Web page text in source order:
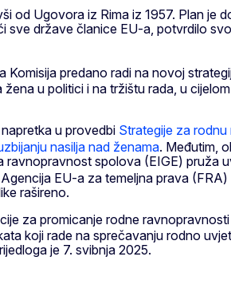
od Ugovora iz Rima iz 1957. Plan je
sve države članice EU-a, potvrdilo
Komisija predano radi na novoj
u politici i na tržištu rada, u
u provedbi Strategije za
nasilja nad ženama. Međutim,
ravnopravnost spolova (EIGE) pruža
EU-a za temeljna prava
rašireno.
za promicanje rodne
koji rade na sprečavanju rodno
je 7. svibnja 2025.